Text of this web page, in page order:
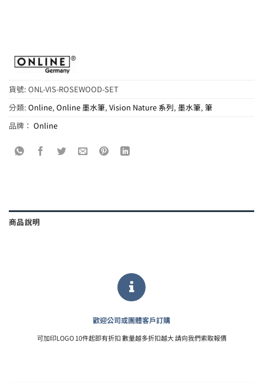
貨號: ONL-VIS-ROSEWOOD-SET
分類: Online, Online 墨水筆, Vision Nature 系列, 墨水筆, 筆
品牌： Online
商品說明
歡迎公司或團體客戶訂購
可加印LOGO 10件起即有折扣 數量越多折扣越大 請向我們索取報價